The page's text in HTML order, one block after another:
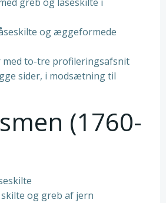
og æggeformede
med to-tre profileringsafsnit
sider, i modsætning til
(1760-
og greb af jern